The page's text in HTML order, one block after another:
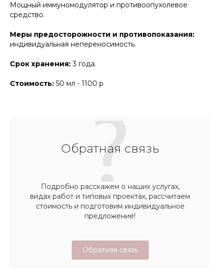
Мощный иммуномодулятор и противоопухолевое
средство.
Меры предосторожности и противопоказания:
индивидуальная непереносимость.
Срок хранения:3 года.
Стоимость: 50 мл - 1100 р
Обратная связь
Подробно расскажем о наших услугах,
видах работ и типовых проектах, рассчитаем
стоимость и подготовим индивидуальное
предложение!
Обратная связь